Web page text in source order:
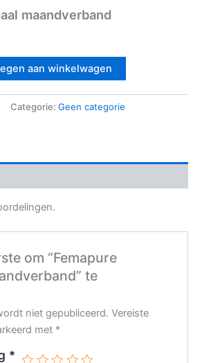
maandverband
aan winkelwagen
Categorie: Geen categorie
om “Femapure
te
niet gepubliceerd. Vereiste
met *
*